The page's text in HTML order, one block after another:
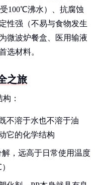
100℃沸水）、抗腐蚀
性强（不易与食物发生
微波炉餐盒、医用输液
选材料。
之旅
：
不溶于水也不溶于油
它的化学结构
，远高于日常使用温度